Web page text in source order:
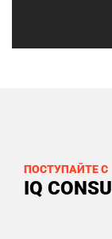
ПОСТУПАЙТЕ С
IQ